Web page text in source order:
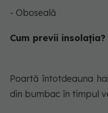
- Oboseală
Cum previi insolația?
Poartă întotdeauna
din bumbac în timpul